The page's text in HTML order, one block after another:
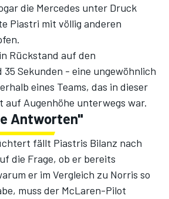
die Mercedes unter Druck
Piastri mit völlig anderen
Rückstand auf den
Sekunden - eine ungewöhnlich
eines Teams, das in dieser
auf Augenhöhe unterwegs war.
Antworten"
fällt Piastris Bilanz nach
die Frage, ob er bereits
er im Vergleich zu Norris so
muss der McLaren-Pilot